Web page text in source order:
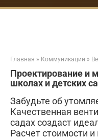
Главная » Коммуникации »
Проектирование и
школах и детских
Забудьте об
Качественная
садах создаст
Расчет стоимости